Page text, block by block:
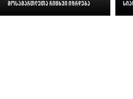
მოსამართლეთა რიცხვი იზრდება